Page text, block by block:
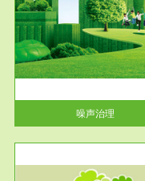
噪声治理
废气处理工程